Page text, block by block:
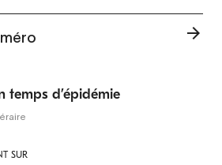
temps d’épidémie
SUR